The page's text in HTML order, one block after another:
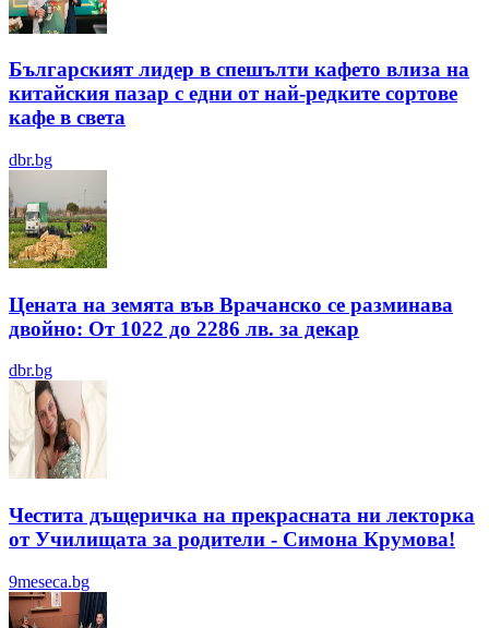
Българският лидер в спешълти кафето влиза на
китайския пазар с едни от най-редките сортове
кафе в света
dbr.bg
Цената на земята във Врачанско се разминава
двойно: От 1022 до 2286 лв. за декар
dbr.bg
Честита дъщеричка на прекрасната ни лекторка
от Училищата за родители - Симона Крумова!
9meseca.bg